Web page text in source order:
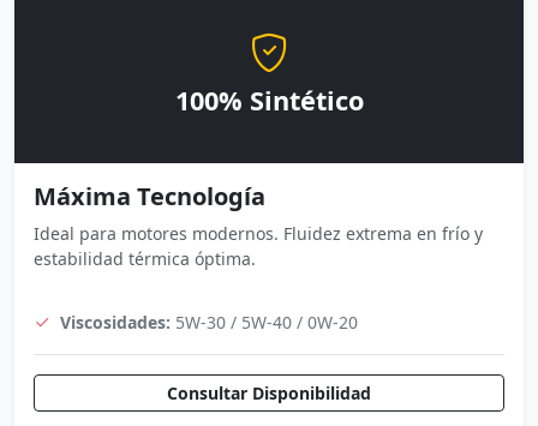
100% Sintético
Máxima Tecnología
Ideal para motores modernos. Fluidez extrema en frío y
estabilidad térmica óptima.
Viscosidades: 5W-30 / 5W-40 / 0W-20
Consultar Disponibilidad